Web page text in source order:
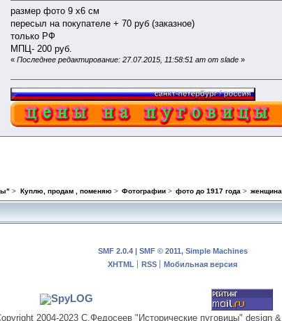
размер фото 9 х6 см
пересыл на покупателе + 70 руб (заказное)
только РФ
МПЦ- 200 руб.
« Последнее редактирование: 27.07.2015, 11:58:51 am от slade»
> Куплю, продам , поменяю> Фотографии> фото до 1917 года> женщина
SMF 2.0.4 | SMF © 2011, Simple Machines
XHTML
RSS Мобильная версия
2004-2023 С.Федосеев "Исторические пуговицы" design